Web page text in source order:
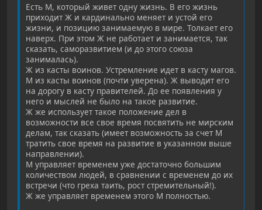
Есть М, который живет одну жизнь. В его жизнь
приходит Ж и кардинально меняет и устой его
жизни, и позицию занимаемую в мире. Толкает его
наверх. При этом Ж не работает и занимается, так
сказать, саморазвитием (и до этого союза
занималась).
Ж из касты воинов. Устремление идет в касту магов.
М из касты воинов (почти уверена). Ж выводит его
на дорогу в касту правителей. До ее появления у
него и мыслей не было на такое развитие.
Ж же использует такое положение дел в
возможности все свое время посвятить не мирским
делам, так сказать (имеет возможность за счет М
тратить свое время на развитие в указанном выше
направлении).
М управляет временем уже достаточно большим
количеством людей, в сравнении с временем до их
встречи (что греха таить, рост стремительный!).
Ж же управляет временем этого М полностью.